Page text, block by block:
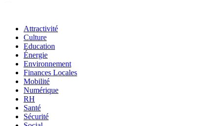
Attractivité
Culture
Education
Énergie
Environnement
Finances Locales
Mobilité
Numérique
RH
Santé
Sécurité